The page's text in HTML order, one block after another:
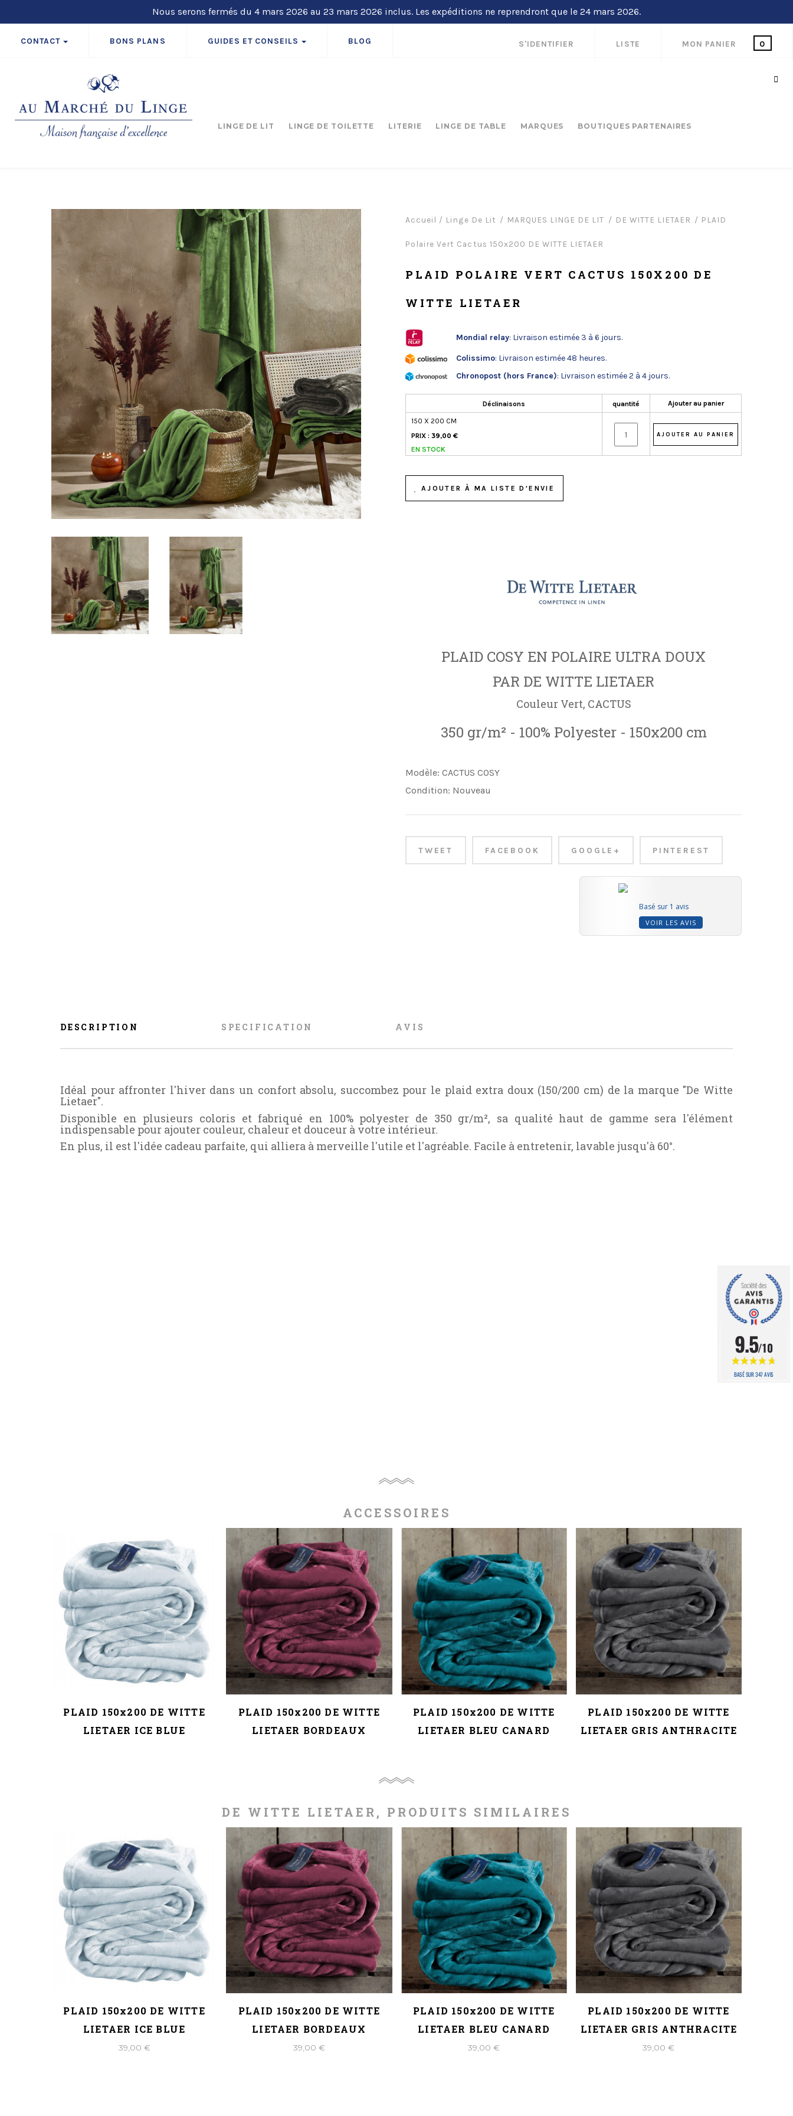
Nous serons fermés du 4 mars 2026 au 23 mars 2026 inclus. Les expéditions ne reprendront que le 24 mars 2026.
CONTACT BONS PLANS GUIDES ET CONSEILS BLOG MON PANIER 0
LISTE
S'IDENTIFIER
LINGE DE LIT LINGE DE TOILETTE LITERIE LINGE DE TABLE MARQUES BOUTIQUES PARTENAIRES
Accueil / Linge De Lit MARQUES LINGE DE LIT DE WITTE LIETAER PLAID
Polaire Vert Cactus 150x200 DE WITTE LIETAER
PLAID POLAIRE VERT CACTUS 150X200 DE
WITTE LIETAER
Mondial relay: Livraison estimée 3 à 6 jours.
Colissimo: Livraison estimée 48 heures.
Chronopost (hors France): Livraison estimée 2 à 4 jours.
Déclinaisons quantité Ajouter au panier
150 X 200 CM
PRIX : 39,00 €
EN STOCK
AJOUTER À MA LISTE D'ENVIE
PLAID COSY EN POLAIRE ULTRA DOUX
PAR DE WITTE LIETAER
Couleur Vert, CACTUS
350 gr/m² - 100% Polyester - 150x200 cm
Modèle: CACTUS COSY
Condition: Nouveau
TWEET FACEBOOK GOOGLE+ PINTEREST
Basé sur 1 avis
VOIR LES AVIS
DESCRIPTION SPECIFICATION AVIS
Idéal pour affronter l'hiver dans un confort absolu, succombez pour le plaid extra doux (150/200 cm) de la marque "De Witte
Lietaer".
Disponible en plusieurs coloris et fabriqué en 100% polyester de 350 gr/m², sa qualité haut de gamme sera l'élément
indispensable pour ajouter couleur, chaleur et douceur à votre intérieur.
En plus, il est l'idée cadeau parfaite, qui alliera à merveille l'utile et l'agréable. Facile à entretenir, lavable jusqu'à 60°.
ACCESSOIRES
PLAID 150x200 DE WITTE
LIETAER ICE BLUE
PLAID 150x200 DE WITTE
LIETAER BORDEAUX
PLAID 150x200 DE WITTE
LIETAER BLEU CANARD
PLAID 150x200 DE WITTE
LIETAER GRIS ANTHRACITE
DE WITTE LIETAER, PRODUITS SIMILAIRES
PLAID 150x200 DE WITTE
LIETAER ICE BLUE
39,00 €
PLAID 150x200 DE WITTE
LIETAER BORDEAUX
39,00 €
PLAID 150x200 DE WITTE
LIETAER BLEU CANARD
39,00 €
PLAID 150x200 DE WITTE
LIETAER GRIS ANTHRACITE
39,00 €
9.5/10
BASÉ SUR 347 AVIS